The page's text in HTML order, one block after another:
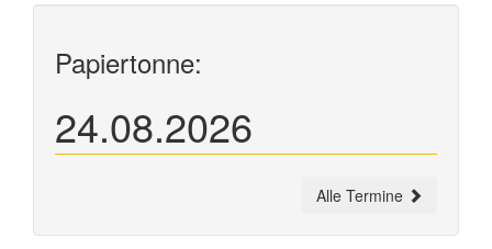
Papiertonne:
24.08.2026
Alle Termine